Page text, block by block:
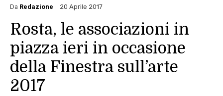
Da Redazione 20 Aprile 2017
Rosta, le associazioni in
piazza ieri in occasione
della Finestra sull’arte
2017